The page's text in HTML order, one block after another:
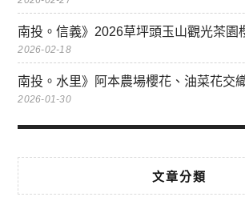
南投。信義》2026草坪頭玉山觀光茶園
2026-02-18
南投。水里》阿本農場櫻花、油菜花交
2026-01-30
文章分類